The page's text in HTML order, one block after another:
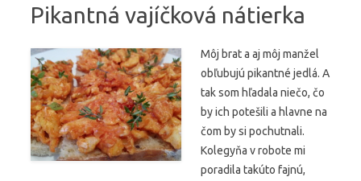
Pikantná vajíčková nátierka
Môj brat a aj môj manžel
obľubujú pikantné jedlá. A
tak som hľadala niečo, čo
by ich potešili a hlavne na
čom by si pochutnali.
Kolegyňa v robote mi
poradila takúto fajnú,